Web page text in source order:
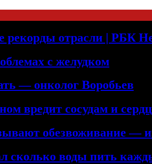
рекорды отрасли | РБК
с желудком
— онколог Воробьев
вредит сосудам и
обезвоживание —
сколько воды пить